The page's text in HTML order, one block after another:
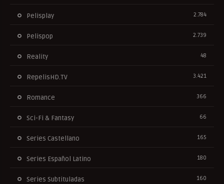
Pelisplay 2.784
Pelispop 2.739
Reality 48
RepelisHD.TV 3.421
Romance 366
Sci-Fi & Fantasy 66
Series Castellano 165
Series Español Latino 180
Series Subtituladas 160